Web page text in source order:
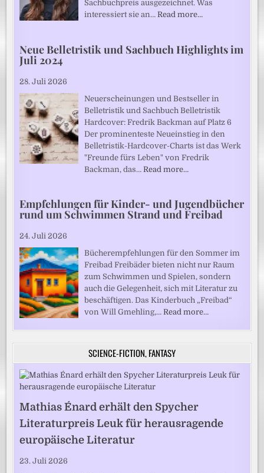
Sachbuchpreis ausgezeichnet. Was
interessiert sie an…Read more…
Neue Belletristik und Sachbuch Highlights im
Juli 2024
28. Juli 2026
Neuerscheinungen und Bestseller in
Belletristik und Sachbuch Belletristik
Hardcover: Fredrik Backman auf Platz 6
Der prominenteste Neueinstieg in den
Belletristik-Hardcover-Charts ist das Werk
"Freunde fürs Leben" von Fredrik
Backman, das…Read more…
Empfehlungen für Kinder- und Jugendbücher
rund um Schwimmen Strand und Freibad
24. Juli 2026
Bücherempfehlungen für den Sommer im
Freibad Freibäder bieten nicht nur Raum
zum Schwimmen und Spielen, sondern
auch die Gelegenheit, sich mit Literatur zu
beschäftigen. Das Kinderbuch „Freibad“
von Will Gmehling,…Read more…
SCIENCE-FICTION, FANTASY
Mathias Énard erhält den Spycher
Literaturpreis Leuk für herausragende
europäische Literatur
23. Juli 2026